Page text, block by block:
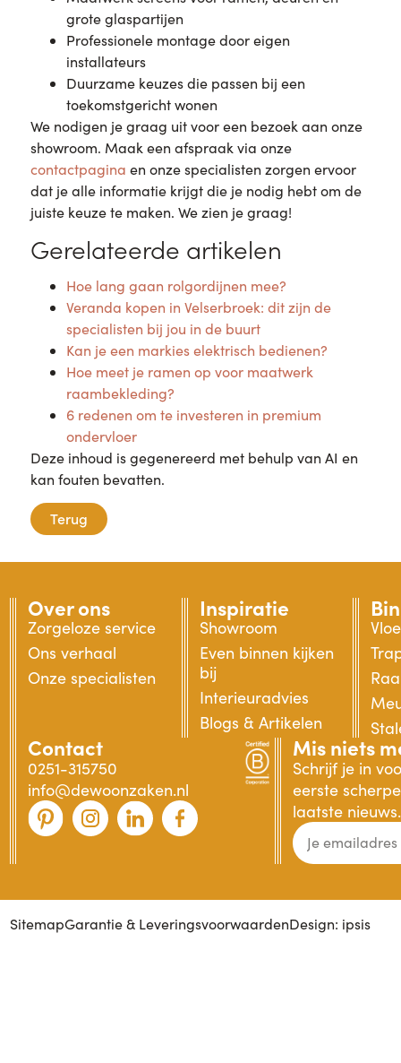
grote glaspartijen
Professionele montage door eigen
installateurs
Duurzame keuzes die passen bij een
toekomstgericht wonen
We nodigen je graag uit voor een bezoek aan onze
showroom. Maak een afspraak via onze
contactpagina en onze specialisten zorgen ervoor
dat je alle informatie krijgt die je nodig hebt om de
juiste keuze te maken. We zien je graag!
Gerelateerde artikelen
Hoe lang gaan rolgordijnen mee?
Veranda kopen in Velserbroek: dit zijn de
specialisten bij jou in de buurt
Kan je een markies elektrisch bedienen?
Hoe meet je ramen op voor maatwerk
raambekleding?
6 redenen om te investeren in premium
ondervloer
Deze inhoud is gegenereerd met behulp van AI en
kan fouten bevatten.
Terug
Over ons
Zorgeloze service
Ons verhaal
Onze specialisten
Inspiratie
Showroom
Even binnen kijken
bij
Interieuradvies
Blogs & Artikelen
Contact
0251-315750
info@dewoonzaken.nl
Mis niets
Schrijf je in
eerste
laatste nieuws.
SitemapGarantie & LeveringsvoorwaardenDesign: ipsis